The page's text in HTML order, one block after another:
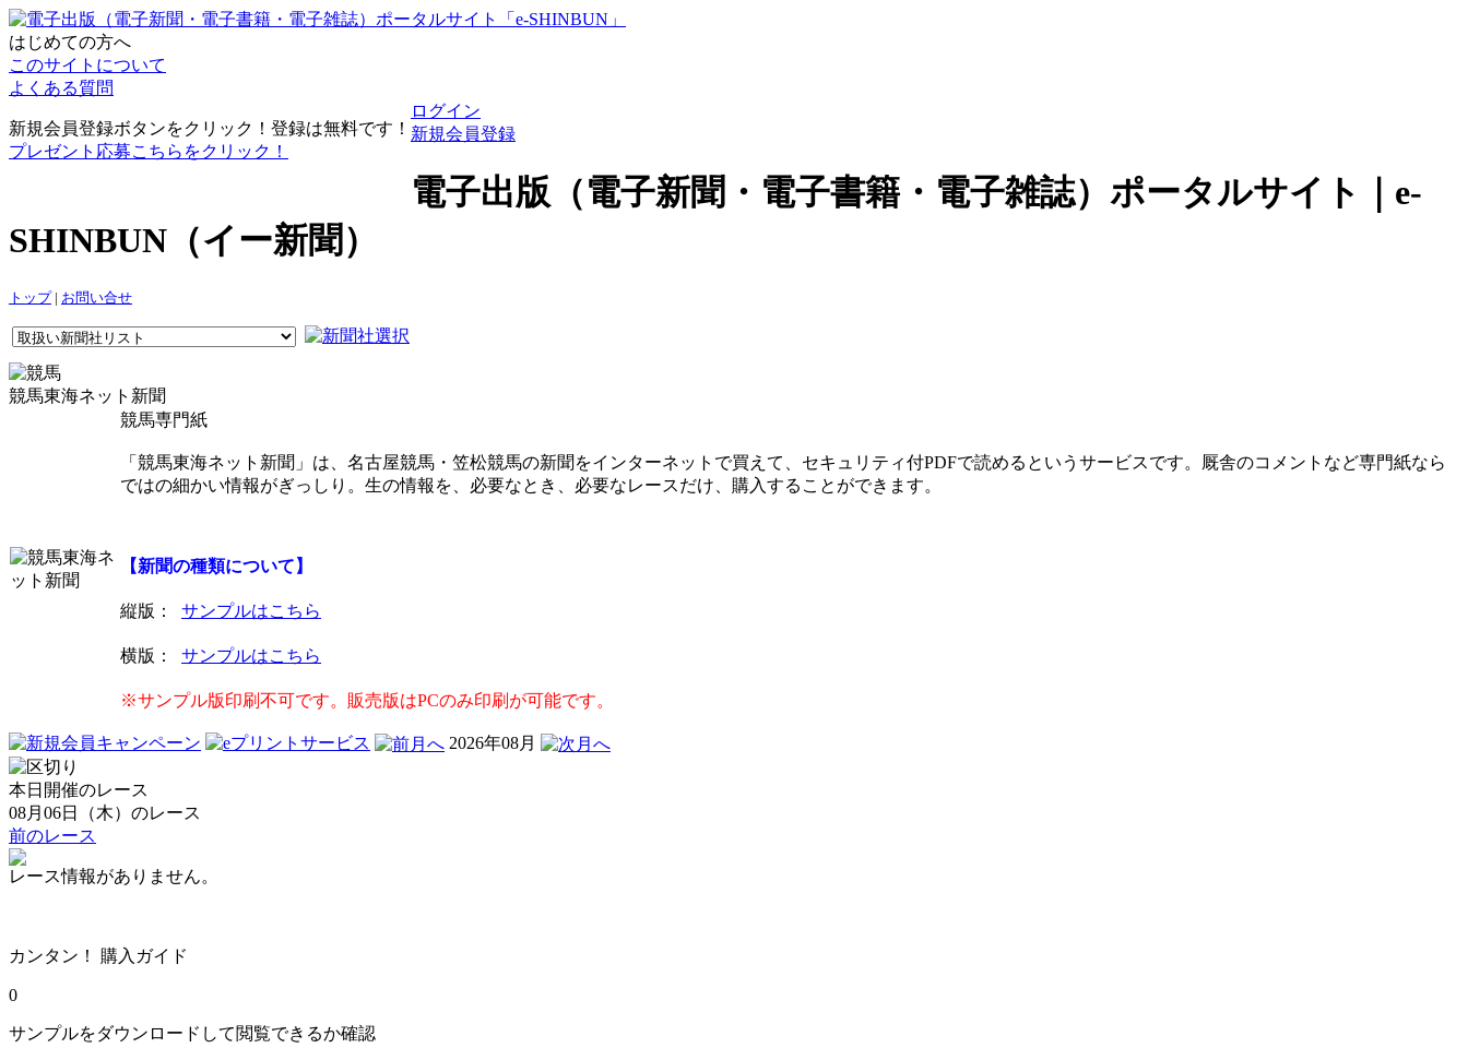
はじめての方へ
このサイトについて
よくある質問
新規会員登録ボタンをクリック！登録は無料です！
プレゼント応募こちらをクリック！
ログイン
新規会員登録
電子出版（電子新聞・電子書籍・電子雑誌）ポータルサイト｜e-
SHINBUN（イー新聞）
トップ| お問い合せ
競馬東海ネット新聞
競馬専門紙
「競馬東海ネット新聞」は、名古屋競馬・笠松競馬の新聞をインターネットで買えて、セキュリティ付PDFで読めるというサービスです。厩舎のコメントなど専門紙なら
ではの細かい情報がぎっしり。生の情報を、必要なとき、必要なレースだけ、購入することができます。
【新聞の種類について】
縦版 ： サンプルはこちら
横版 ： サンプルはこちら
※サンプル版印刷不可です。販売版はPCのみ印刷が可能です。
2026年08月
本日開催のレース
08月06日（木）のレース
前のレース
レース情報がありません。
カンタン！ 購入ガイド
0
サンプルをダウンロードして閲覧できるか確認